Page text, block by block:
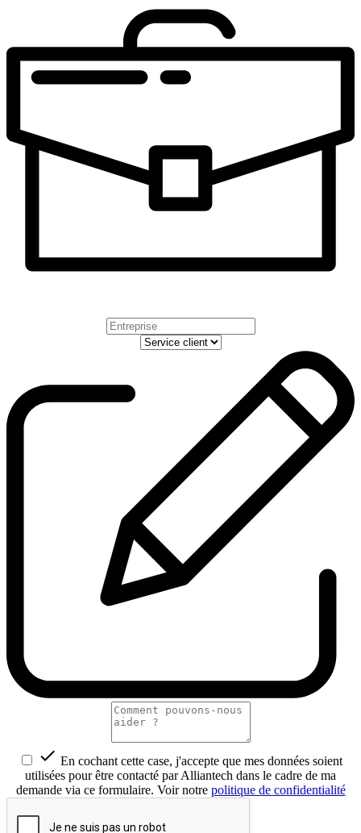
 En cochant cette case, j'accepte que mes données soient
utilisées pour être contacté par Alliantech dans le cadre de ma
demande via ce formulaire. Voir notre politique de confidentialité